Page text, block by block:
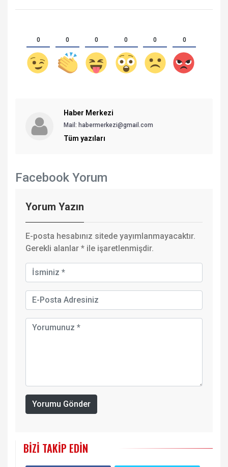
0 0 0 0 0 0
Haber Merkezi
Mail: habermerkezi@gmail.com
Tüm yazıları
Facebook Yorum
Yorum Yazın
E-posta hesabınız sitede yayımlanmayacaktır.
Gerekli alanlar * ile işaretlenmişdir.
Yorumu Gönder
BIZI TAKIP EDIN